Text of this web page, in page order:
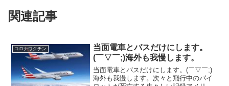
関連記事
コロナワクチン
当面電車とバスだけにします。
(￣▽￣;)海外も我慢します。
当面電車とバスだけにします。(￣▽￣;)
海外も我慢します。次々と飛行中のパイ